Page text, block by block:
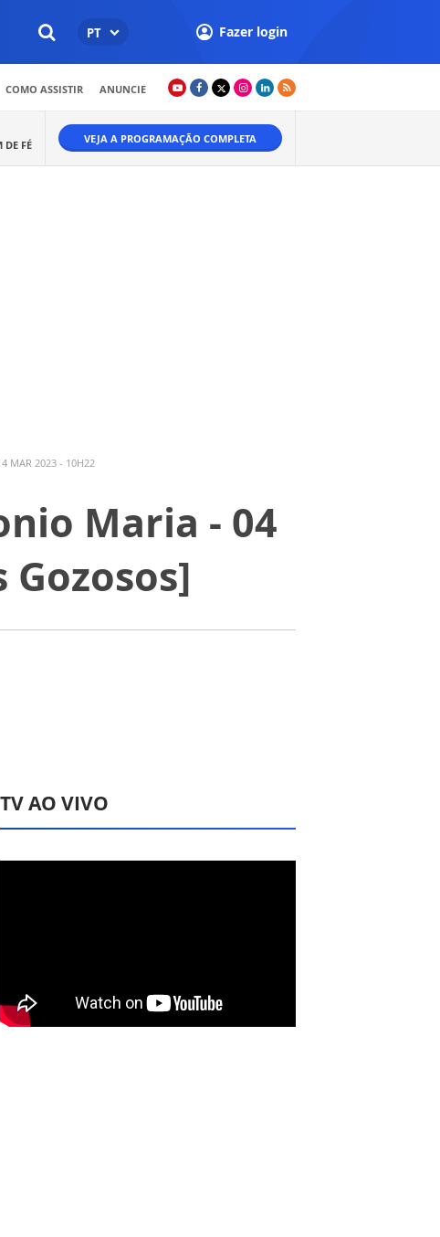
PT Fazer login
COMO ASSISTIR ANUNCIE
DE FÉ VEJA A PROGRAMAÇÃO COMPLETA
MAR 2023 - 10H22
Maria - 04
TV AO VIVO